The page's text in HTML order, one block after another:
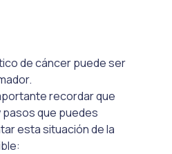
de cáncer puede ser
recordar que
que puedes
esta situación de la